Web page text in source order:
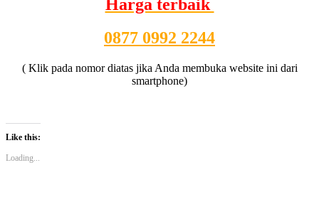
Harga terbaik
0877 0992 2244
( Klik pada nomor diatas jika Anda membuka website ini dari
smartphone)
Like this:
Loading...